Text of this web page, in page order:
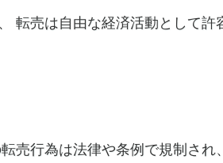
転売は自由な経済活動として
売行為は法律や条例で規制され